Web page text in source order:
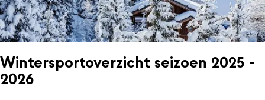
Wintersportoverzicht seizoen 2025 -
2026